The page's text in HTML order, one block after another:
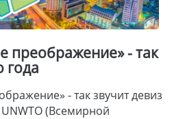
преображение» - так
года
- так звучит девиз
(Всемирной